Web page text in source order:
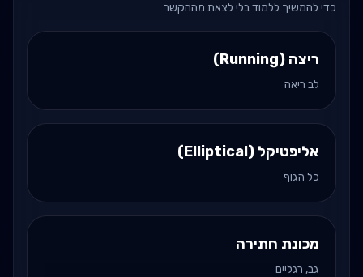
כדי להמשיך ללמוד בלי לצאת מההקשר
ריצה (Running)
לב ריאה
אליפטיקל (Elliptical)
כל הגוף
מכונת חתירה
גב, רגליים